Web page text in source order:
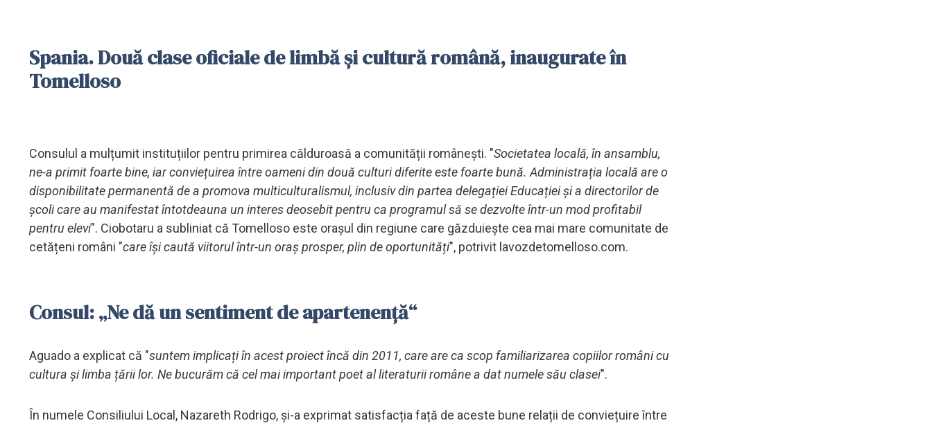
Spania. Două clase oficiale de limbă și cultură română, inaugurate în
Tomelloso
Consulul a mulțumit instituțiilor pentru primirea călduroasă a comunității românești. "Societatea locală, în ansamblu,
ne-a primit foarte bine, iar conviețuirea între oameni din două culturi diferite este foarte bună. Administrația locală are o
disponibilitate permanentă de a promova multiculturalismul, inclusiv din partea delegației Educației și a directorilor de
școli care au manifestat întotdeauna un interes deosebit pentru ca programul să se dezvolte într-un mod profitabil
pentru elevi". Ciobotaru a subliniat că Tomelloso este orașul din regiune care găzduiește cea mai mare comunitate de
cetățeni români "care își caută viitorul într-un oraș prosper, plin de oportunități", potrivit lavozdetomelloso.com.
Consul: „Ne dă un sentiment de apartenență“
Aguado a explicat că "suntem implicați în acest proiect încă din 2011, care are ca scop familiarizarea copiilor români cu
cultura și limba țării lor. Ne bucurăm că cel mai important poet al literaturii române a dat numele său clasei".
În numele Consiliului Local, Nazareth Rodrigo, și-a exprimat satisfacția față de aceste bune relații de conviețuire între